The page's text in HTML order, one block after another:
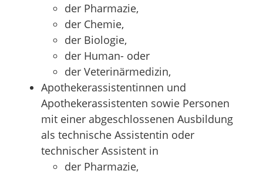
der Pharmazie,
der Chemie,
der Biologie,
der Human- oder
der Veterinärmedizin,
Apothekerassistentinnen und
Apothekerassistenten sowie Personen
mit einer abgeschlossenen Ausbildung
als technische Assistentin oder
technischer Assistent in
der Pharmazie,